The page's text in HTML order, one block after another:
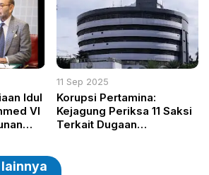
Idul
VI
11 Sep 2025
Korupsi Pertamina:
Kejagung Periksa 11 Saksi
Terkait Dugaan